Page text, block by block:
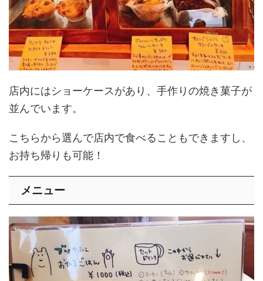
店内にはショーケースがあり、手作りの焼き菓子が
並んでいます。
こちらから選んで店内で食べることもできますし、
お持ち帰りも可能！
メニュー